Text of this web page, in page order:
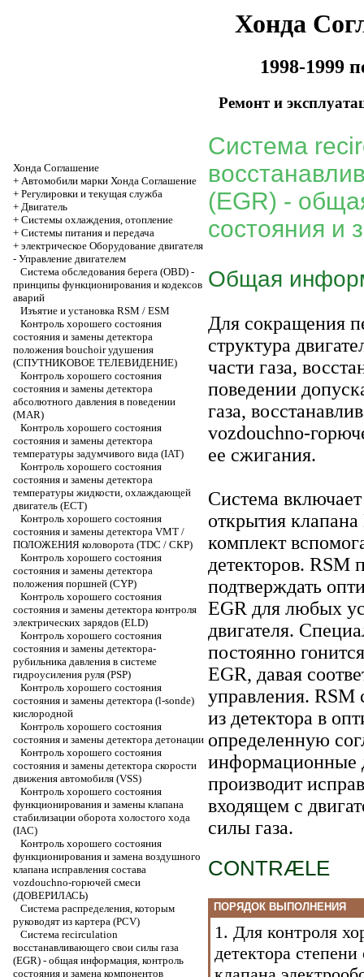
Хонда
1998-1999
Ремонт и
Хонда Соглашение
+ Автомобили марки Хонда Соглашение
+ Регулировки и текущая служба
+ Двигатель
+ Системы охлаждения, отопление
+ Системы питания и передача
+ электрическое Оборудование двигателя
- Управление двигателем
Система обследования берега (OBD) -
принципы функционирования и кодексов
аварий
Изъятие и установка RSM / ESM
Контроль хорошего состояния
состояния и замены детектора
положения bouchoir удушения
(СПУТНИКОВОЕ ТЕЛЕВИДЕНИЕ)
Контроль хорошего состояния
состояния и замены детектора
абсолютного давления в поведении
(MAR)
Контроль хорошего состояния
состояния и замены детектора
температуры задумчивого вида (IAT)
Контроль хорошего состояния
состояния и замены детектора
температуры жидкости, охлаждающей
двигатель (ЕСТ)
Контроль хорошего состояния
состояния и замены детектора VMT /
ПОЛОЖЕНИЯ коловорота (TDC / СКР)
Контроль хорошего состояния
состояния и замены детектора
положения поршней (CYP)
Контроль хорошего состояния
состояния и замены детектора контроля
электрических зарядов (ELD)
Контроль хорошего состояния
состояния и замены детектора-
рубильника давления в системе
гидроусиления руля (PSP)
Контроль хорошего состояния
состояния и замены детектора (l-sonde)
кислородной
Контроль хорошего состояния
состояния и замены детектора детонации
Контроль хорошего состояния
состояния и замены детектора скорости
движения автомобиля (VSS)
Контроль хорошего состояния
функционирования и замены клапана
стабилизации оборота холостого хода
(IAC)
Контроль хорошего состояния
функционирования и замена воздушного
клапана исправления состава
vozdouchno-горючей смеси
(ДОВЕРИЛАСЬ)
Система распределения, которым
руководят из картера (PCV)
Система recirculation
восстанавливающего свои силы газа
(EGR) - общая информация, контроль
состояния и замена компонентов
Система
(EGR) -
состояния и
Общая
Для сокращения
структура
части газа,
поведении
газа,
vozdouchno-
ее сжигания.
Система
открытия
комплект
детекторов. RSM
подтверждать
EGR для любых
двигателя.
постоянно
EGR, давая
управления.
из детектора в
определенную
информационные
производит
входящем с
силы газа.
CONTRÆLE
ПОРЯДОК ВЫПОЛНЕНИЯ
1. Для контроля
детектора